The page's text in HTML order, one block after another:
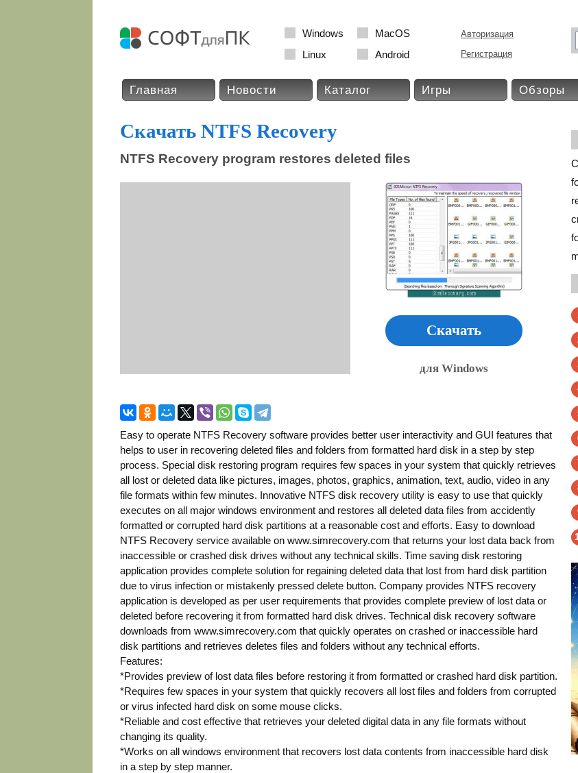
Windows
MacOS
Linux
Android
Авторизация
Регистрация
Главная Новости Каталог Игры Обзоры
Скачать NTFS Recovery
NTFS Recovery program restores deleted files
Скачать
для Windows
Easy to operate NTFS Recovery software provides better user interactivity and GUI features that
helps to user in recovering deleted files and folders from formatted hard disk in a step by step
process. Special disk restoring program requires few spaces in your system that quickly retrieves
all lost or deleted data like pictures, images, photos, graphics, animation, text, audio, video in any
file formats within few minutes. Innovative NTFS disk recovery utility is easy to use that quickly
executes on all major windows environment and restores all deleted data files from accidently
formatted or corrupted hard disk partitions at a reasonable cost and efforts. Easy to download
NTFS Recovery service available on www.simrecovery.com that returns your lost data back from
inaccessible or crashed disk drives without any technical skills. Time saving disk restoring
application provides complete solution for regaining deleted data that lost from hard disk partition
due to virus infection or mistakenly pressed delete button. Company provides NTFS recovery
application is developed as per user requirements that provides complete preview of lost data or
deleted before recovering it from formatted hard disk drives. Technical disk recovery software
downloads from www.simrecovery.com that quickly operates on crashed or inaccessible hard
disk partitions and retrieves deletes files and folders without any technical efforts.
Features:
*Provides preview of lost data files before restoring it from formatted or crashed hard disk partition.
*Requires few spaces in your system that quickly recovers all lost files and folders from corrupted
or virus infected hard disk on some mouse clicks.
*Reliable and cost effective that retrieves your deleted digital data in any file formats without
changing its quality.
*Works on all windows environment that recovers lost data contents from inaccessible hard disk
in a step by step manner.